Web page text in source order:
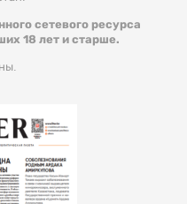
сетевого ресурса
18 лет и старше.